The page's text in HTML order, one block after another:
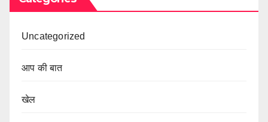
Uncategorized
आप की बात
खेल